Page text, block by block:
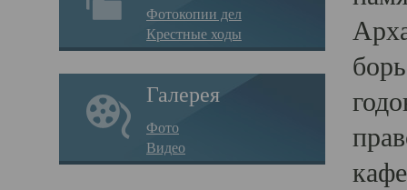
Фотокопии дел
Крестные ходы
Галерея
Фото
Видео